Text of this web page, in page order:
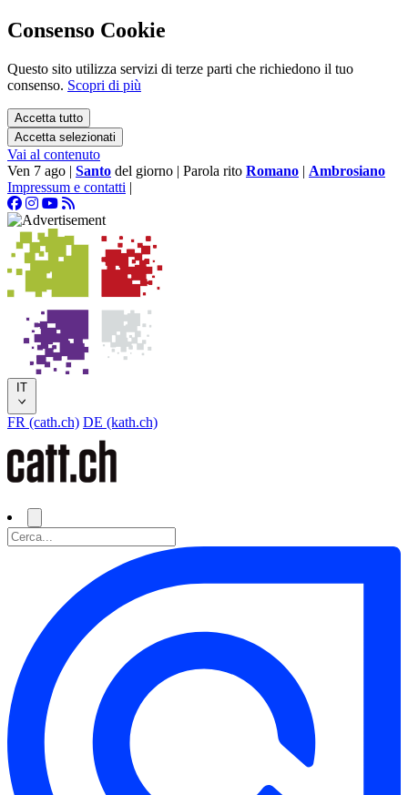
Consenso Cookie
Questo sito utilizza servizi di terze parti che richiedono il tuo
consenso. Scopri di più
Accetta tutto
Accetta selezionati
Vai al contenuto
Ven 7 ago | Santo del giorno | Parola rito Romano | Ambrosiano
Impressum e contatti |
IT
FR (cath.ch) DE (kath.ch)